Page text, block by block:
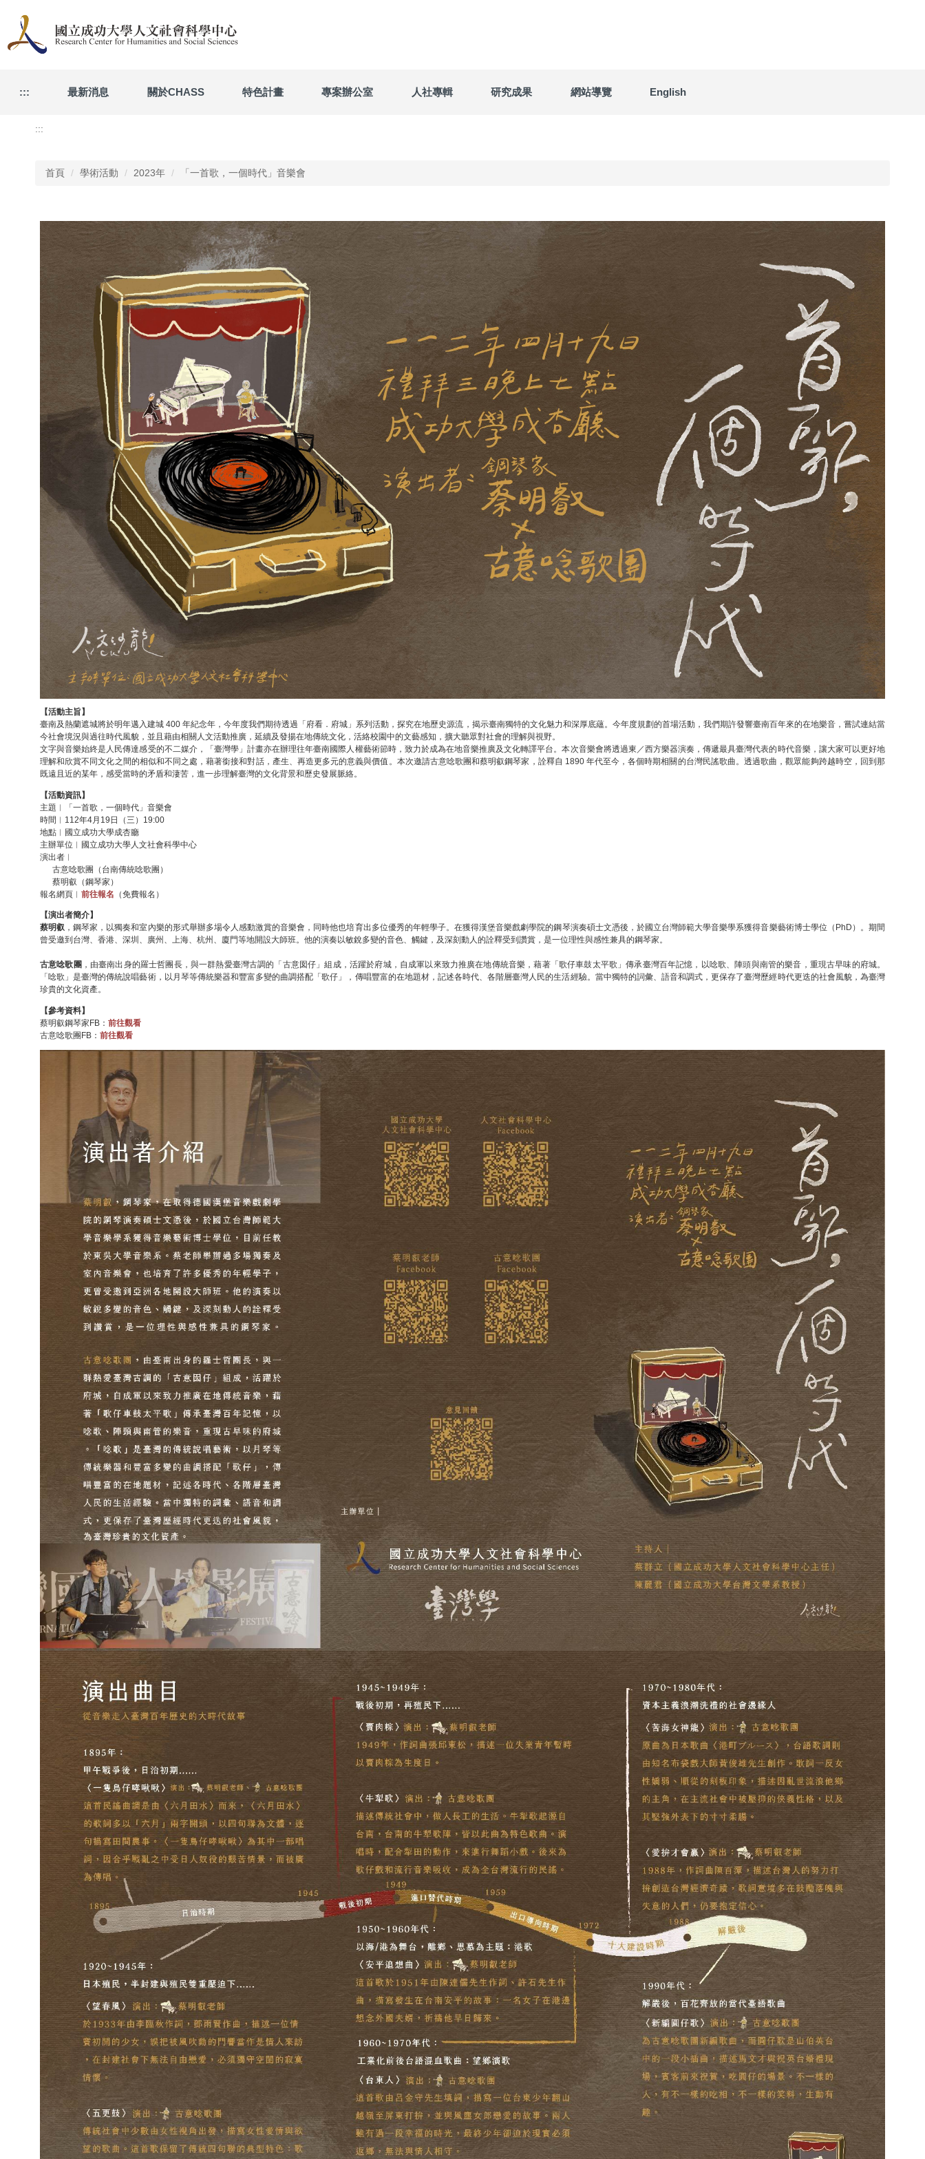
要
::: 最新消息 關於CHASS 特色計畫 專案辦公室 人社專輯 研究成果 網站導覽 English
:::
首頁 學術活動 2023年 「一首歌，一個時代」音樂會
【活動主旨】
臺南及熱蘭遮城將於明年邁入建城 400 年紀念年，今年度我們期待透過「府看．府城」系列活動，探究在地歷史源流，揭示臺南獨特的文化魅力和深厚底蘊。今年度規劃的首場活動，我們期許發響臺南百年來的在地樂音，嘗試連結當
今社會境況與過往時代風貌，並且藉由相關人文活動推廣，延續及發揚在地傳統文化，活絡校園中的文藝感知，擴大聽眾對社會的理解與視野。
文字與音樂始終是人民傳達感受的不二媒介，「臺灣學」計畫亦在辦理往年臺南國際人權藝術節時，致力於成為在地音樂推廣及文化轉譯平台。本次音樂會將透過東／西方樂器演奏，傳遞最具臺灣代表的時代音樂，讓大家可以更好地
理解和欣賞不同文化之間的相似和不同之處，藉著銜接和對話，產生、再造更多元的意義與價值。本次邀請古意唸歌團和蔡明叡鋼琴家，詮釋自 1890 年代至今，各個時期相關的台灣民謠歌曲。透過歌曲，觀眾能夠跨越時空，回到那
既遠且近的某年，感受當時的矛盾和淒苦，進一步理解臺灣的文化背景和歷史發展脈絡。
【活動資訊】
主題︱「一首歌，一個時代」音樂會
時間︱112年4月19日（三）19:00
地點︱國立成功大學成杏廳
主辦單位︱國立成功大學人文社會科學中心
演出者︱
古意唸歌團（台南傳統唸歌團）
蔡明叡（鋼琴家）
報名網頁︱ 前往報名 （免費報名）
【演出者簡介】
蔡明叡 ，鋼琴家，以獨奏和室內樂的形式舉辦多場令人感動激賞的音樂會，同時他也培育出多位優秀的年輕學子。在獲得漢堡音樂戲劇學院的鋼琴演奏碩士文憑後，於國立台灣師範大學音樂學系獲得音樂藝術博士學位（PhD）。期間
曾受邀到台灣、香港、深圳、廣州、上海、杭州、廈門等地開設大師班。他的演奏以敏銳多變的音色、觸鍵，及深刻動人的詮釋受到讚賞，是一位理性與感性兼具的鋼琴家。
古意唸歌團 ，由臺南出身的羅士哲團長，與一群熱愛臺灣古調的「古意囡仔」組成，活躍於府城，自成軍以來致力推廣在地傳統音樂，藉著「歌仔車鼓太平歌」傳承臺灣百年記憶，以唸歌、陣頭與南管的樂音，重現古早味的府城。
「唸歌」是臺灣的傳統說唱藝術，以月琴等傳統樂器和豐富多變的曲調搭配「歌仔」，傳唱豐富的在地題材，記述各時代、各階層臺灣人民的生活經驗。當中獨特的詞彙、語音和調式，更保存了臺灣歷經時代更迭的社會風貌，為臺灣
珍貴的文化資產。
【參考資料】
蔡明叡鋼琴家FB： 前往觀看
古意唸歌團FB： 前往觀看